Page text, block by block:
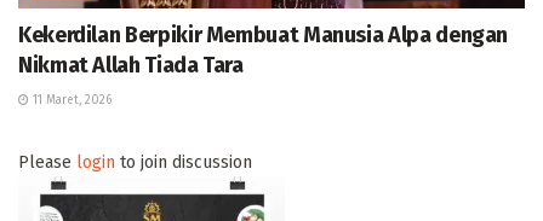
Kekerdilan Berpikir Membuat Manusia Alpa dengan
Nikmat Allah Tiada Tara
11 Maret, 2026
Please login to join discussion